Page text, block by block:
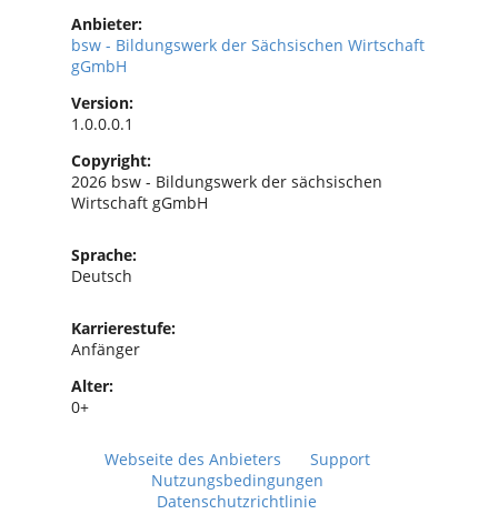
Anbieter:
bsw - Bildungswerk der Sächsischen Wirtschaft
gGmbH
Version:
1.0.0.0.1
Copyright:
2026 bsw - Bildungswerk der sächsischen
Wirtschaft gGmbH
Sprache:
Deutsch
Karrierestufe:
Anfänger
Alter:
0+
Webseite des Anbieters
Support
Nutzungsbedingungen
Datenschutzrichtlinie